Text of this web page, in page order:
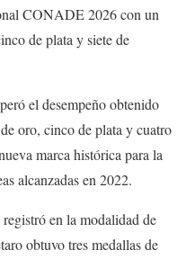
CONADE 2026 con un
de plata y siete de
el desempeño obtenido
oro, cinco de plata y cuatro
marca histórica para la
alcanzadas en 2022.
en la modalidad de
obtuvo tres medallas de